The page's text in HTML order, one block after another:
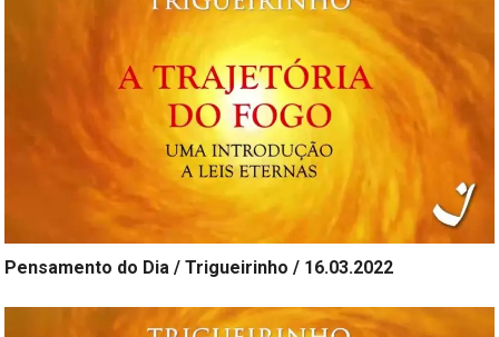
Pensamento do Dia / Trigueirinho / 16.03.2022